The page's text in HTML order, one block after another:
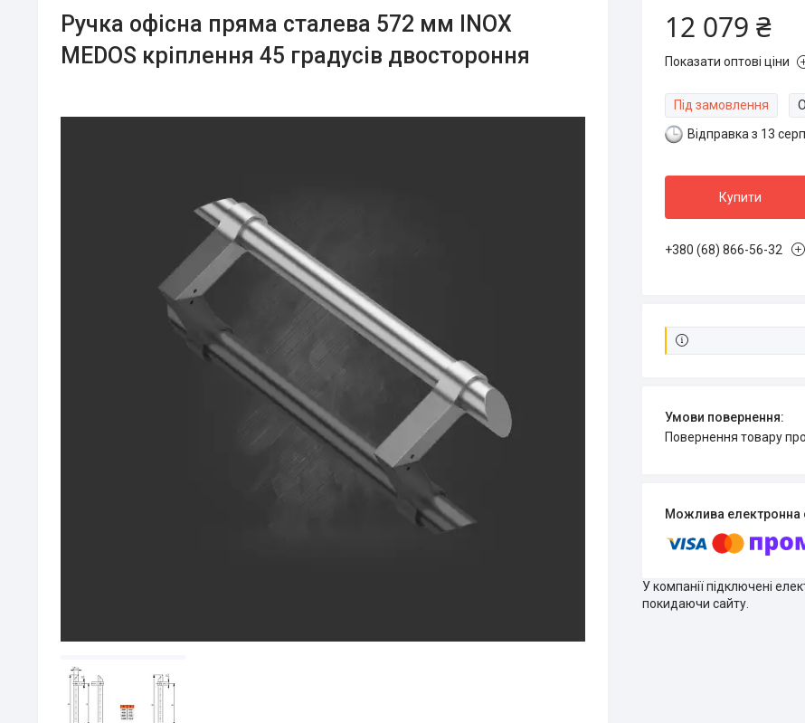
Ручка офісна пряма сталева 572 мм INOX
MEDOS кріплення 45 градусів двостороння
12 079 ₴
Показати оптові ціни
Під замовлення
Відправка з 13
Купити
+380 (68) 866-56-32
повернення товару
У компанії підключені
покидаючи сайту.